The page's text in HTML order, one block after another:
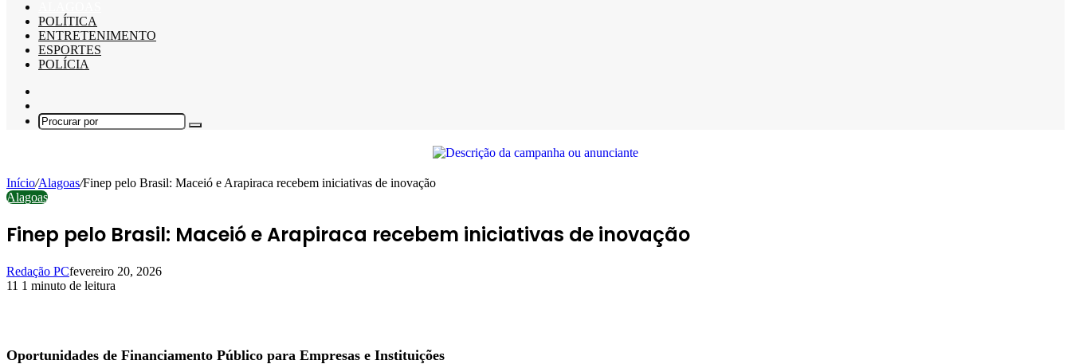
POLÍTICA
ENTRETENIMENTO
ESPORTES
POLÍCIA
skin
Procurar
Início/Alagoas/Finep pelo Brasil: Maceió e Arapiraca recebem iniciativas de inovação
Alagoas
Finep pelo Brasil: Maceió e Arapiraca recebem iniciativas de inovação
Redação PCfevereiro 20, 2026
11 1 minuto de leitura
Oportunidades de Financiamento Público para Empresas e Instituições